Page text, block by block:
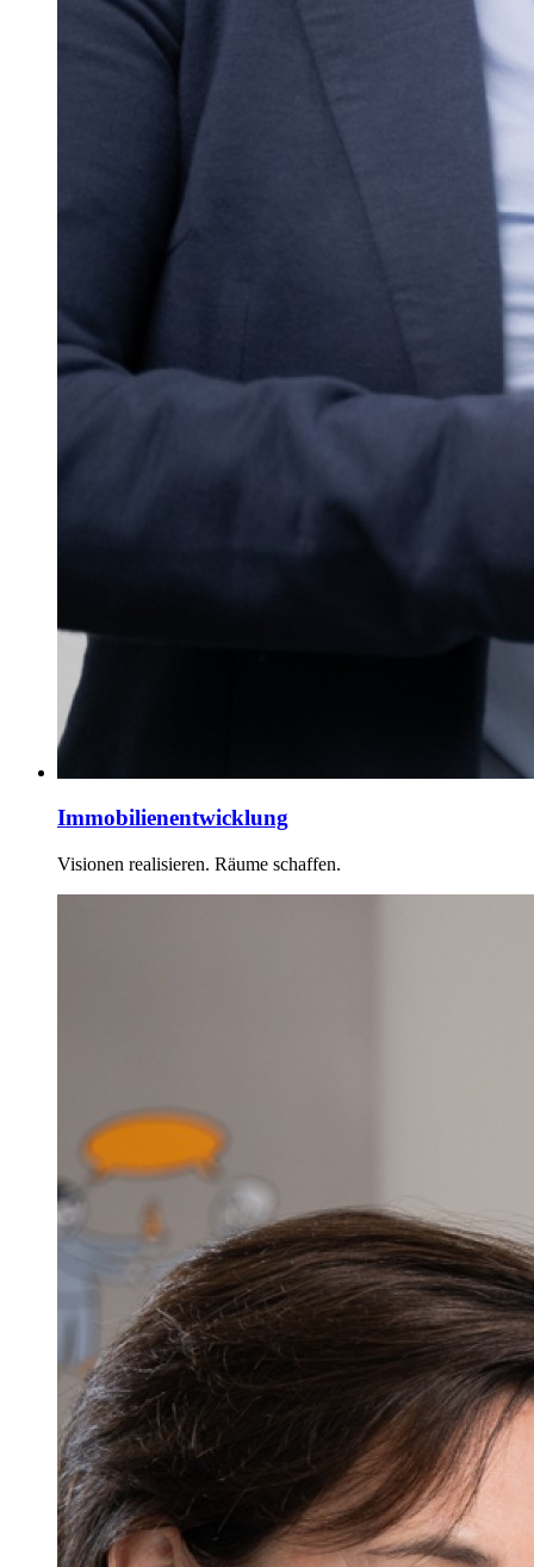
Immobilienentwicklung
Visionen realisieren. Räume schaffen.